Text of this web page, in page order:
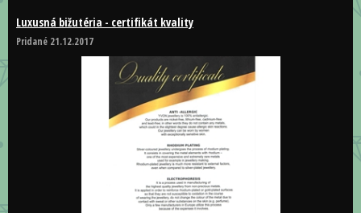
Luxusná bižutéria - certifikát kvality
Pridané 21.12.2017